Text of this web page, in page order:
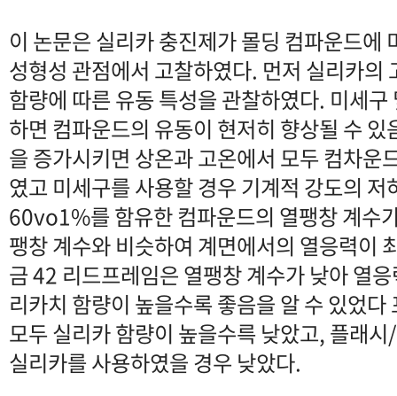
이 논문은 실리카 충진제가 몰딩 컴파운드에
성형성 관점에서 고찰하였다. 먼저 실리카의
함량에 따른 유동 특성을 관찰하였다. 미세
하면 컴파운드의 유동이 현저히 향상될 수
을 증가시키면 상온과 고온에서 모두 컴차운
였고 미세구를 사용할 경우 기계적 강도의
60vo1%를 함유한 컴파운드의 열팽창 계수
팽창 계수와 비슷하여 계면에서의 열응력이
금 42 리드프레임은 열팽창 계수가 낮아 열
리카치 함량이 높을수록 좋음을 알 수 있었
모두 실리카 함량이 높을수륵 낮았고, 플래
실리카를 사용하였을 경우 낮았다.